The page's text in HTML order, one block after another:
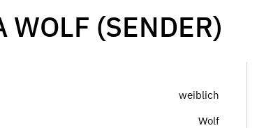
WOLF (SENDER)
weiblich
Wolf